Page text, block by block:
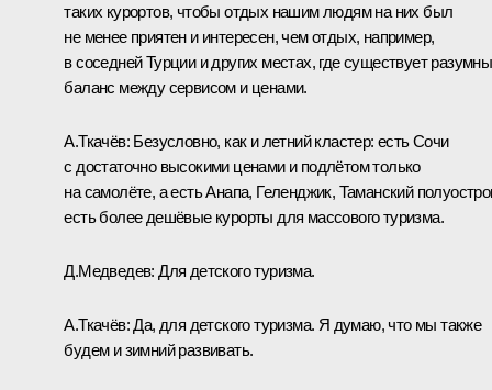
таких курортов, чтобы отдых нашим людям на них был
не менее приятен и интересен, чем отдых, например,
в соседней Турции и других местах, где существует
баланс между сервисом и ценами.
А.Ткачёв: Безусловно, как и летний кластер: есть Сочи
с достаточно высокими ценами и подлётом только
на самолёте, а есть Анапа, Геленджик, Таманский
есть более дешёвые курорты для массового туризма.
Д.Медведев: Для детского туризма.
А.Ткачёв:Да, для детского туризма. Я думаю, что мы также
будем и зимний развивать.